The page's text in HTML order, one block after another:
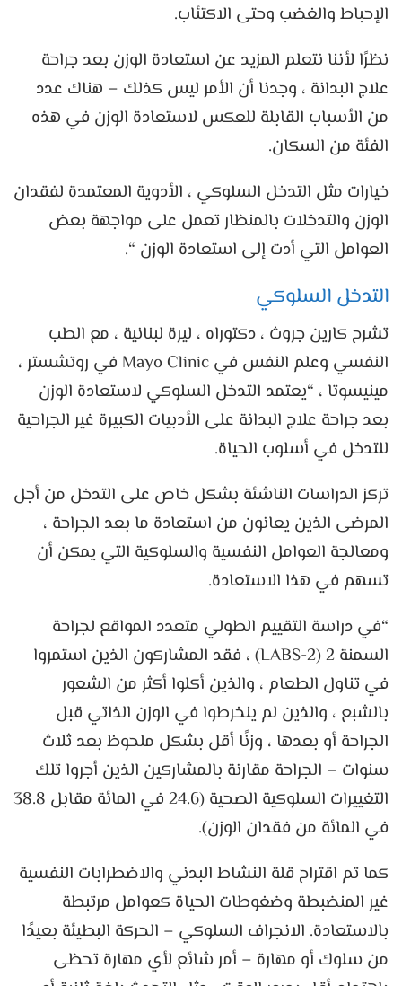
الإحباط والغضب وحتى الاكتئاب.
نظرًا لأننا نتعلم المزيد عن استعادة الوزن بعد جراحة
علاج البدانة ، وجدنا أن الأمر ليس كذلك – هناك عدد
من الأسباب القابلة للعكس لاستعادة الوزن في هذه
الفئة من السكان.
خيارات مثل التدخل السلوكي ، الأدوية المعتمدة لفقدان
الوزن والتدخلات بالمنظار تعمل على مواجهة بعض
العوامل التي أدت إلى استعادة الوزن “.
التدخل السلوكي
تشرح كارين جروث ، دكتوراه ، ليرة لبنانية ، مع الطب
النفسي وعلم النفس في Mayo Clinic في روتشستر ،
مينيسوتا ، “يعتمد التدخل السلوكي لاستعادة الوزن
بعد جراحة علاج البدانة على الأدبيات الكبيرة غير الجراحية
للتدخل في أسلوب الحياة.
تركز الدراسات الناشئة بشكل خاص على التدخل من أجل
المرضى الذين يعانون من استعادة ما بعد الجراحة ،
ومعالجة العوامل النفسية والسلوكية التي يمكن أن
تسهم في هذا الاستعادة.
“في دراسة التقييم الطولي متعدد المواقع لجراحة
السمنة 2 (LABS-2) ، فقد المشاركون الذين استمروا
في تناول الطعام ، والذين أكلوا أكثر من الشعور
بالشبع ، والذين لم ينخرطوا في الوزن الذاتي قبل
الجراحة أو بعدها ، وزنًا أقل بشكل ملحوظ بعد ثلاث
سنوات – الجراحة مقارنة بالمشاركين الذين أجروا تلك
التغييرات السلوكية الصحية (24.6 في المائة مقابل 38.8
في المائة من فقدان الوزن).
كما تم اقتراح قلة النشاط البدني والاضطرابات النفسية
غير المنضبطة وضغوطات الحياة كعوامل مرتبطة
بالاستعادة. الانجراف السلوكي – الحركة البطيئة بعيدًا
من سلوك أو مهارة – أمر شائع لأي مهارة تحظى